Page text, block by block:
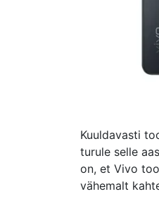
Kuuldavasti
turule selle
on, et Vivo
vähemalt